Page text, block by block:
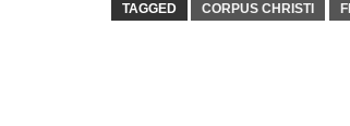
TAGGED
CORPUS CHRISTI